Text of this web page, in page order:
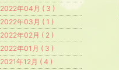
2022年04月 ( 3 )
2022年03月 ( 1 )
2022年02月 ( 2 )
2022年01月 ( 3 )
2021年12月 ( 4 )